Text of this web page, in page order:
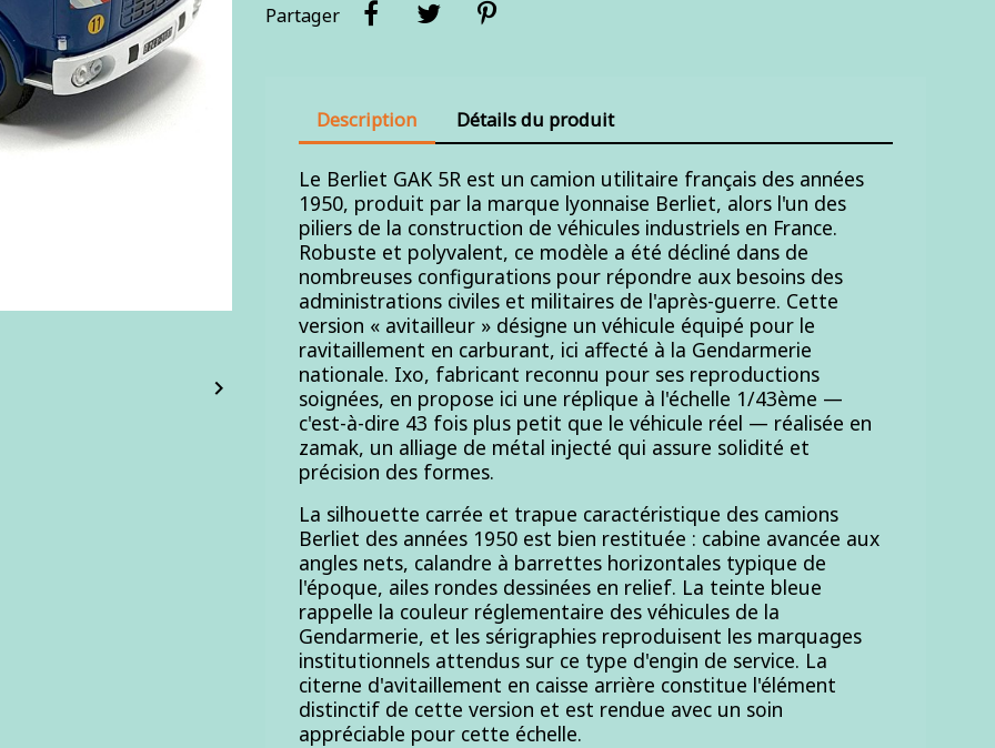

Partager
Description Détails du produit
Le Berliet GAK 5R est un camion utilitaire français des années
1950, produit par la marque lyonnaise Berliet, alors l'un des
piliers de la construction de véhicules industriels en France.
Robuste et polyvalent, ce modèle a été décliné dans de
nombreuses configurations pour répondre aux besoins des
administrations civiles et militaires de l'après-guerre. Cette
version « avitailleur » désigne un véhicule équipé pour le
ravitaillement en carburant, ici affecté à la Gendarmerie
nationale. Ixo, fabricant reconnu pour ses reproductions
soignées, en propose ici une réplique à l'échelle 1/43ème —
c'est-à-dire 43 fois plus petit que le véhicule réel — réalisée en
zamak, un alliage de métal injecté qui assure solidité et
précision des formes.
La silhouette carrée et trapue caractéristique des camions
Berliet des années 1950 est bien restituée : cabine avancée aux
angles nets, calandre à barrettes horizontales typique de
l'époque, ailes rondes dessinées en relief. La teinte bleue
rappelle la couleur réglementaire des véhicules de la
Gendarmerie, et les sérigraphies reproduisent les marquages
institutionnels attendus sur ce type d'engin de service. La
citerne d'avitaillement en caisse arrière constitue l'élément
distinctif de cette version et est rendue avec un soin
appréciable pour cette échelle.